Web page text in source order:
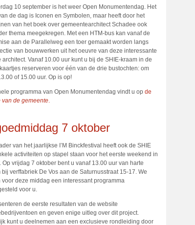
10 september is het weer Open Monumentendag. Het
de dag is Iconen en Symbolen, maar heeft door het
van het boek over gemeentearchitect Schadee ook
thema meegekregen. Met een HTM-bus kan vanaf de
aan de Parallelweg een toer gemaakt worden langs
van bouwwerken uit het oeuvre van deze interessante
architect. Vanaf 10.00 uur kunt u bij de SHIE-kraam in de
reserveren voor één van de drie bustochten: om
of 15.00 uur. Op is op!
programma van Open Monumentendag vindt u op de
van de gemeente.
7 oktober
van het jaarlijkse I’M Binckfestival heeft ook de SHIE
activiteiten op stapel staan voor het eerste weekend in
Op vrijdag 7 oktober bent u vanaf 13.00 uur van harte
bij verffabriek De Vos aan de Saturnusstraat 15-17. We
voor deze middag een interessant programma
voor u.
de eerste resultaten van de website
en geven enige uitleg over dit project.
kunt u deelnemen aan een exclusieve rondleiding door